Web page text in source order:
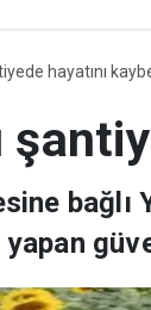
hayatını
bağlı